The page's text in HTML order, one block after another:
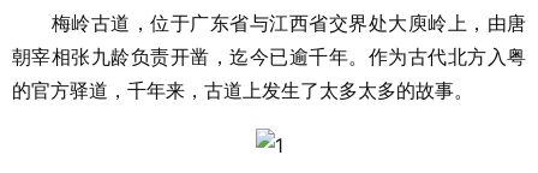
梅岭古道，位于广东省与江西省交界处大庾岭上，由唐
朝宰相张九龄负责开凿，迄今已逾千年。作为古代北方入粤
的官方驿道，千年来，古道上发生了太多太多的故事。